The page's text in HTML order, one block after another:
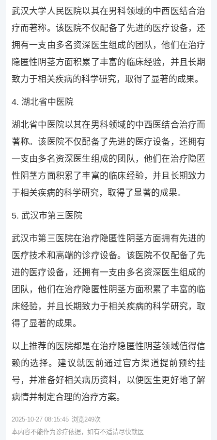
武汉大学人民医院以其在男科领域的中西医结合治
疗而著称。该医院不仅配备了先进的医疗设备，还
拥有一支由多名资深医生组成的团队，他们在治疗
隐匿性阴茎方面积累了丰富的临床经验，并且长期
致力于相关疾病的科学研究，取得了显著的成果。
4. 湖北省中医院
湖北省中医院以其在男科领域的中西医结合治疗而
著称。该医院不仅配备了先进的医疗设备，还拥有
一支由多名资深医生组成的团队，他们在治疗隐匿
性阴茎方面积累了丰富的临床经验，并且长期致力
于相关疾病的科学研究，取得了显著的成果。
5. 武汉市第三医院
武汉市第三医院在治疗隐匿性阴茎方面拥有先进的
医疗技术和高端的诊疗设备。该医院不仅配备了先
进的医疗设备，还拥有一支由多名资深医生组成的
团队，他们在治疗隐匿性阴茎方面积累了丰富的临
床经验，并且长期致力于相关疾病的科学研究，取
得了显著的成果。
以上推荐的医院都是在治疗隐匿性阴茎领域值得信
赖的选择。建议就医前通过官方渠道提前预约挂
号，并准备好相关病历资料，以便医生更好地了解
病情并制定合理的治疗方案。
2025-10-27 08:15:45 浏览249次
本内容不能作为诊疗依据，如有不适请尽快就医